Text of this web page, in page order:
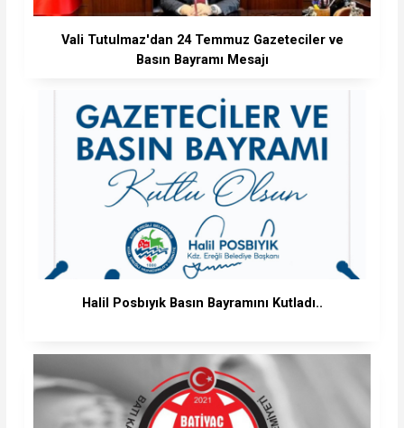
Vali Tutulmaz'dan 24 Temmuz Gazeteciler ve
Basın Bayramı Mesajı
Halil Posbıyık Basın Bayramını Kutladı..